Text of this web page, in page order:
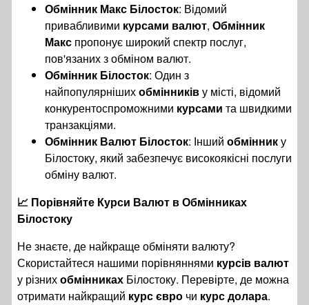
Обмінник Макс Білосток: Відомий
привабливими курсами валют, Обмінник
Макс пропонує широкий спектр послуг,
пов'язаних з обміном валют.
Обмінник Білосток: Один з
найпопулярнішихобмінниківу місті, відомий
конкурентоспроможними курсами та швидкими
транзакціями.
Обмінник Валют Білосток: Інший обміннику
Білостоку, який забезпечує високоякісні послуги
обміну валют.
📈 Порівняйте Курси Валют в Обмінниках
Білостоку
Не знаєте, де найкраще обміняти валюту?
Скористайтеся нашими порівняннями курсів валют
у різнихобмінниках Білостоку. Перевірте, де можна
отримати найкращий курс євро чи курс долара.